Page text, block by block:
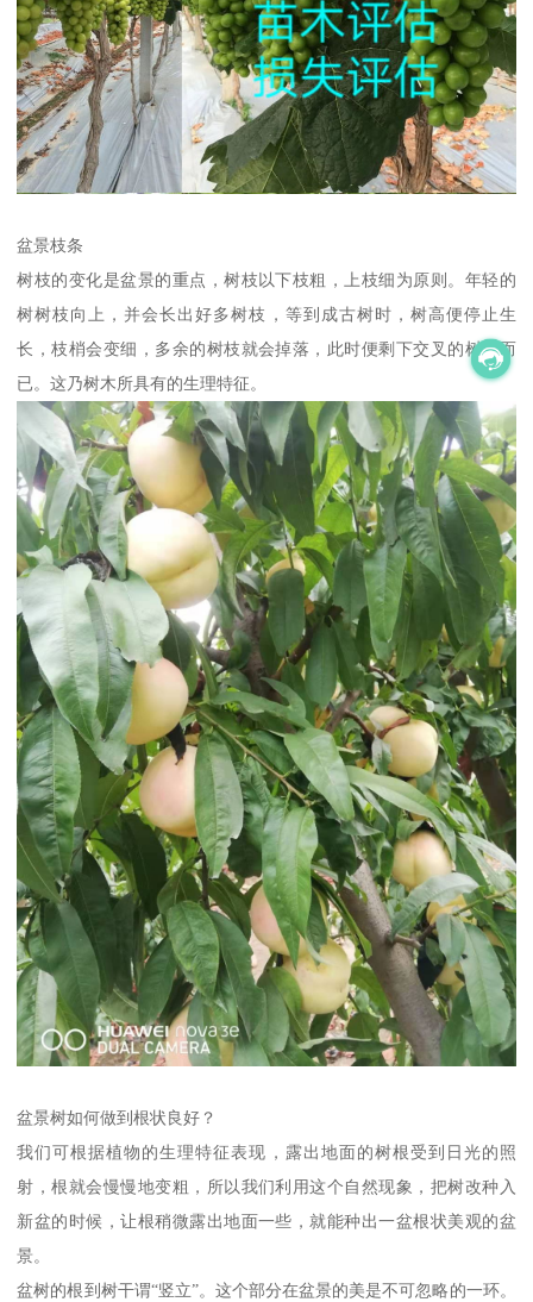
盆景枝条
树枝的变化是盆景的重点，树枝以下枝粗，上枝细为原则。年轻的
树树枝向上，并会长出好多树枝，等到成古树时，树高便停止生
长，枝梢会变细，多余的树枝就会掉落，此时便剩下交叉的树枝而
已。这乃树木所具有的生理特征。
盆景树如何做到根状良好？
我们可根据植物的生理特征表现，露出地面的树根受到日光的照
射，根就会慢慢地变粗，所以我们利用这个自然现象，把树改种入
新盆的时候，让根稍微露出地面一些，就能种出一盆根状美观的盆
景。
盆树的根到树干谓“竖立”。这个部分在盆景的美是不可忽略的一环。